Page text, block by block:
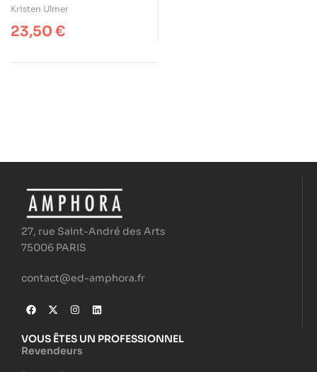
Kristen Ulmer
23,50 €
27, rue Saint-André des Arts
75006 PARIS
contact@ed-amphora.fr
VOUS ÊTES UN PROFESSIONNEL
Revendeurs